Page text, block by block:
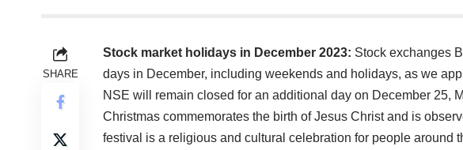
SHARE
Stock market holidays in December 2023: Stock exchanges
days in December, including weekends and holidays, as we
NSE will remain closed for an additional day on December 25,
Christmas commemorates the birth of Jesus Christ and is
festival is a religious and cultural celebration for people around